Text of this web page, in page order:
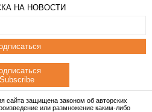
НА НОВОСТИ
Subscribe
защищена законом об авторских
или размножение каким-либо